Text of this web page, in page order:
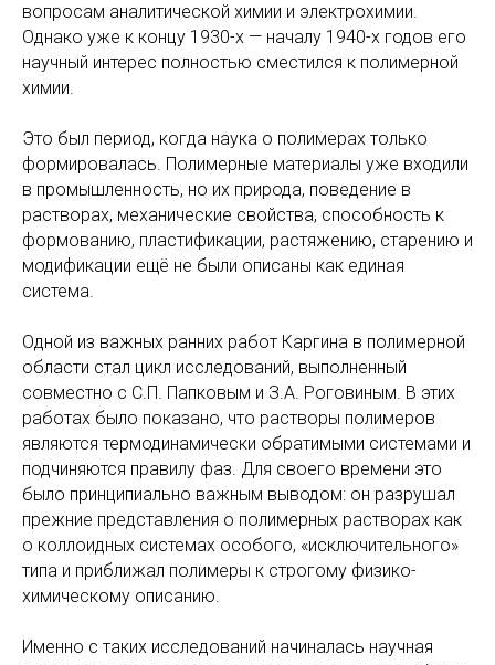
вопросам аналитической химии и электрохимии.
Однако уже к концу 1930-х — началу 1940-х годов его
научный интерес полностью сместился к полимерной
химии.
Это был период, когда наука о полимерах только
формировалась. Полимерные материалы уже входили
в промышленность, но их природа, поведение в
растворах, механические свойства, способность к
формованию, пластификации, растяжению, старению и
модификации ещё не были описаны как единая
система.
Одной из важных ранних работ Каргина в полимерной
области стал цикл исследований, выполненный
совместно с С.П. Папковым и З.А. Роговиным. В этих
работах было показано, что растворы полимеров
являются термодинамически обратимыми системами и
подчиняются правилу фаз. Для своего времени это
было принципиально важным выводом: он разрушал
прежние представления о полимерных растворах как
о коллоидных системах особого, «исключительного»
типа и приближал полимеры к строгому физико-
химическому описанию.
Именно с таких исследований начиналась научная